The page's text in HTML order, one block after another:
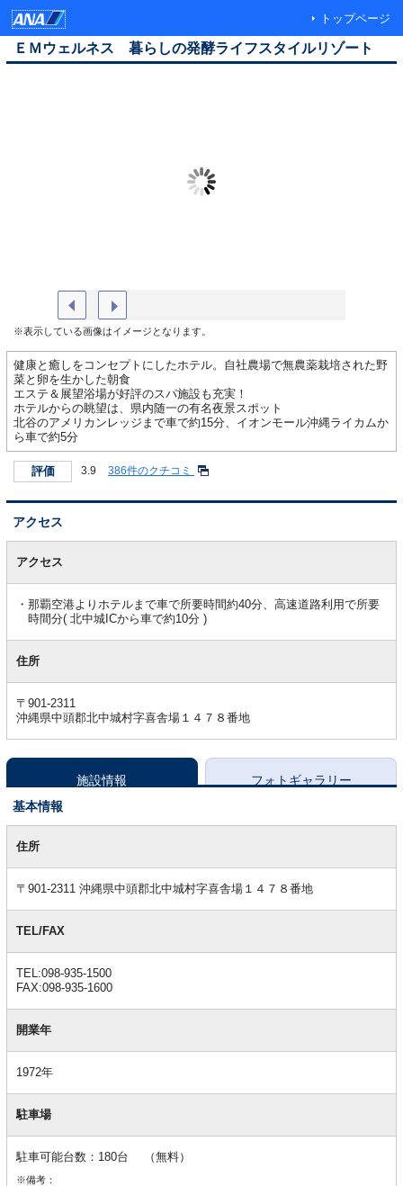
トップページ
ＥＭウェルネス 暮らしの発酵ライフスタイルリゾート
※表示している画像はイメージとなります。
健康と癒しをコンセプトにしたホテル。自社農場で無農薬栽培された野
菜と卵を生かした朝食
エステ＆展望浴場が好評のスパ施設も充実！
ホテルからの眺望は、県内随一の有名夜景スポット
北谷のアメリカンレッジまで車で約15分、イオンモール沖縄ライカムか
ら車で約5分
評価 3.9 386件のクチコミ
アクセス
アクセス
那覇空港よりホテルまで車で所要時間約40分、高速道路利用で所要
時間分( 北中城ICから車で約10分 )
住所
〒901-2311
沖縄県中頭郡北中城村字喜舎場１４７８番地
施設情報
フォトギャラリー
基本情報
本住所
〒901-2311 沖縄県中頭郡北中城村字喜舎場１４７８番地
TEL/FAX
TEL:098-935-1500
FAX:098-935-1600
開業年
1972年
駐車場
駐車可能台数：180台 （無料）
※備考：